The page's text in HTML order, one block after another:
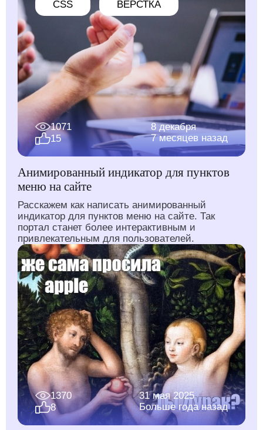
CSS ВЕРСТКА
1071
15
8 декабря
7 месяцев назад
Анимированный индикатор для пунктов
меню на сайте
Расскажем как написать анимированный
индикатор для пунктов меню на сайте. Так
портал станет более интерактивным и
привлекательным для пользователей.
1370
8
31 мая 2025
Больше года назад